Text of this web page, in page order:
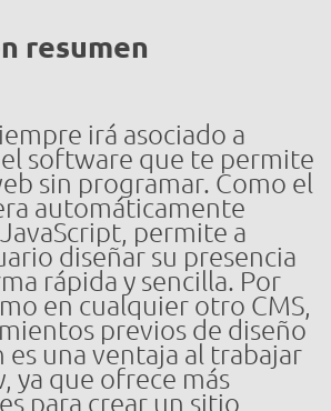
resumen
irá asociado a
software que te permite
sin programar. Como el
automáticamente
JavaScript, permite a
diseñar su presencia
rápida y sencilla. Por
en cualquier otro CMS,
previos de diseño
una ventaja al trabajar
ya que ofrece más
para crear un sitio